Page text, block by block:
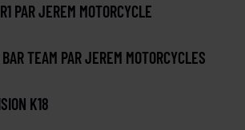
PAR JEREM MOTORCYCLE
TEAM PAR JEREM MOTORCYCLES
K18